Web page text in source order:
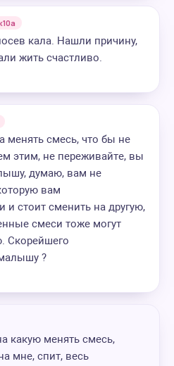
кала. Нашли причину,
жить счастливо.
менять смесь, что бы не
этим, не переживайте, вы
думаю, вам не
вам
и стоит сменить на другую,
смеси тоже могут
Скорейшего
?
какую менять смесь,
мне, спит, весь